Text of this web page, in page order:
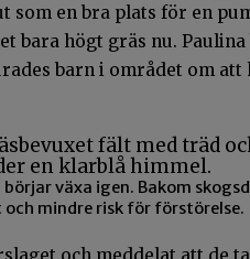
som en bra plats för en
bara högt gräs nu.
barn i området om
växa igen. Bakom
och mindre risk för förstörelse.